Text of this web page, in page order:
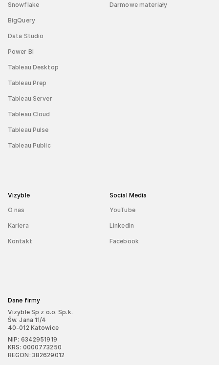
Snowflake
BigQuery
Data Studio
Power BI
Tableau Desktop
Tableau Prep
Tableau Server
Tableau Cloud
Tableau Pulse
Tableau Public
Darmowe materiały
Vizyble
O nas
Kariera
Kontakt
Social Media
YouTube
LinkedIn
Facebook
Dane firmy
Vizyble Sp z o.o. Sp.k.
Św. Jana 11/4
40-012 Katowice
NIP: 6342951919
KRS: 0000773250
REGON: 382629012